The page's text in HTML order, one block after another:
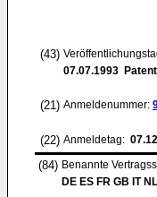
(43)
07.07.1993
(21) Anmeldenummer:
(22) Anmeldetag:
(84) Benannte
DE ES FR GB IT NL